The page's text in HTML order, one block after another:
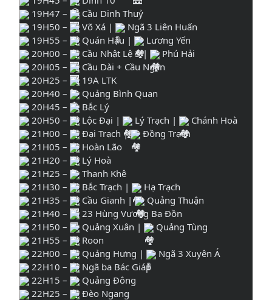
19H47 –
Cầu Dinh Thuỷ
19H50 –
Võ Xá |
Ngã 3 Liên Huấn
19H55 –
Quán Hậu |
Lương Yến
20H00 –
Cầu Nhật Lệ 3 |
Phú Hải
20H05 –
Cầu Dài + Cầu Ngắn
20H25 –
19A LTK
20H40 –
Quảng Bình Quan
20H45 –
Bắc Lý
20H50 –
Lộc Đại | Lý Trạch |
Chánh Hoà
21H00 –
Đại Trạch |
Đồng Trạch
21H05 –
Hoàn Lão
21H20 –
Lý Hoà
21H25 –
Thanh Khê
21H30 –
Bắc Trạch |
Hạ Trạch
21H35 –
Cầu Gianh |
Quảng Thuận
21H40 –
23 Hùng Vương Ba Đồn
21H50 –
Quảng Xuân |
Quảng Tùng
21H55 –
Roon
22H00 –
Quảng Hưng |
Ngã 3 Xuyên Á
22H10 –
Ngã ba Bác Giáp
22H15 –
Quảng Đông
22H25 –
Đèo Ngang